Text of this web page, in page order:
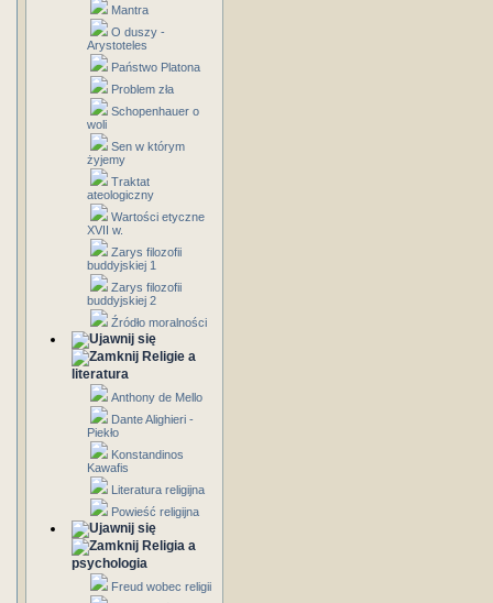
Mantra
O duszy -
Arystoteles
Państwo Platona
Problem zła
Schopenhauer o
woli
Sen w którym
żyjemy
Traktat
ateologiczny
Wartości etyczne
XVII w.
Zarys filozofii
buddyjskiej 1
Zarys filozofii
buddyjskiej 2
Źródło moralności
Religie a
literatura
Anthony de Mello
Dante Alighieri -
Piekło
Konstandinos
Kawafis
Literatura religijna
Powieść religijna
Religia a
psychologia
Freud wobec religii